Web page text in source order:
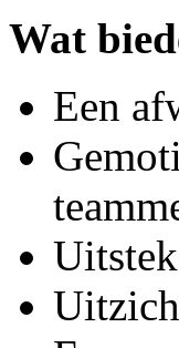
Wat
Een